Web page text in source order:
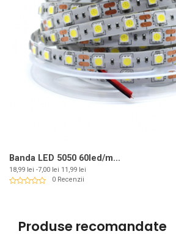
Banda LED 5050 60led/m...
Pret
de
18,99 lei -7,00 lei Pret
11,99 lei
0 Recenzii
Produse recomandate